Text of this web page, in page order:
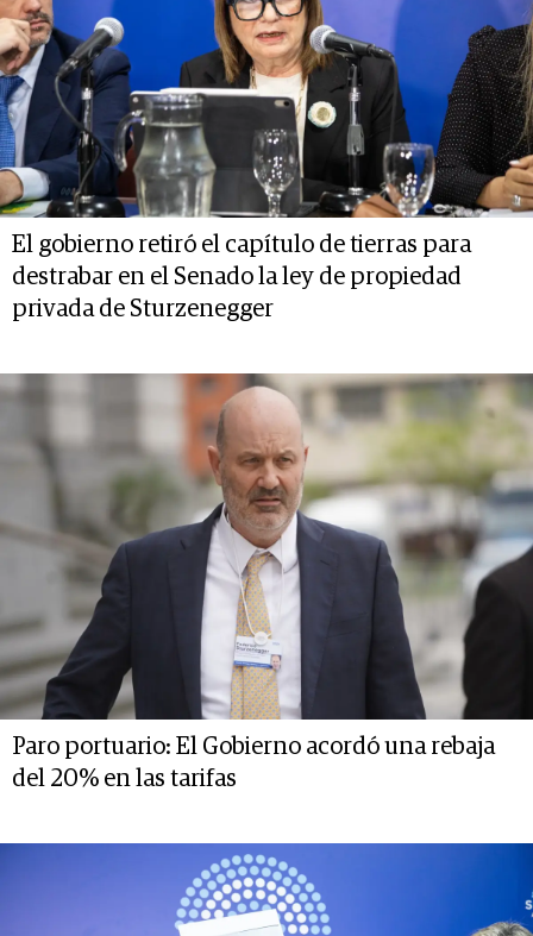
El gobierno retiró el capítulo de tierras para
destrabar en el Senado la ley de propiedad
privada de Sturzenegger
Paro portuario: El Gobierno acordó una rebaja
del 20% en las tarifas